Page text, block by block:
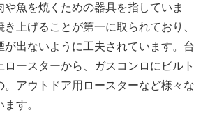
や魚を焼くための器具を指していま
上げることが第一に取られており、
が出ないように工夫されています。台
ロースターから、ガスコンロにビルト
。アウトドア用ロースターなど様々な
す。